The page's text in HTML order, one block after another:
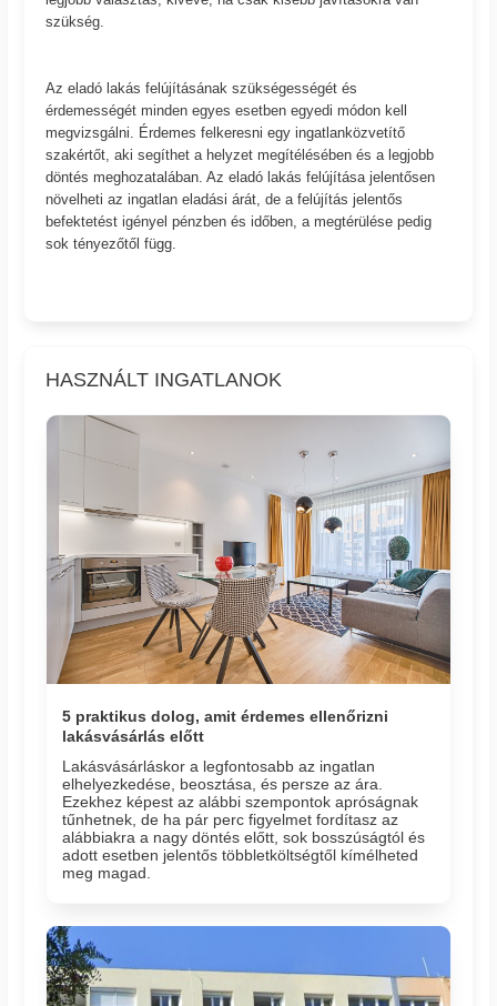
szükség.
Az eladó lakás felújításának szükségességét és
érdemességét minden egyes esetben egyedi módon kell
megvizsgálni. Érdemes felkeresni egy ingatlanközvetítő
szakértőt, aki segíthet a helyzet megítélésében és a legjobb
döntés meghozatalában. Az eladó lakás felújítása jelentősen
növelheti az ingatlan eladási árát, de a felújítás jelentős
befektetést igényel pénzben és időben, a megtérülése pedig
sok tényezőtől függ.
HASZNÁLT INGATLANOK
5 praktikus dolog, amit érdemes ellenőrizni
lakásvásárlás előtt
Lakásvásárláskor a legfontosabb az ingatlan
elhelyezkedése, beosztása, és persze az ára.
Ezekhez képest az alábbi szempontok apróságnak
tűnhetnek, de ha pár perc figyelmet fordítasz az
alábbiakra a nagy döntés előtt, sok bosszúságtól és
adott esetben jelentős többletköltségtől kímélheted
meg magad.